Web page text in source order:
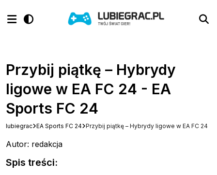
Przybij piątkę – Hybrydy
ligowe w EA FC 24 - EA
Sports FC 24
lubiegrac EA Sports FC 24 Przybij piątkę – Hybrydy ligowe w EA FC 24
Autor: redakcja
Spis treści: